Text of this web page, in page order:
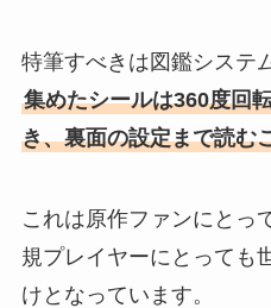
特筆すべきは図鑑システ
集めたシールは360度回
き、裏面の設定まで読む
これは原作ファンにとっ
規プレイヤーにとっても
けとなっています。